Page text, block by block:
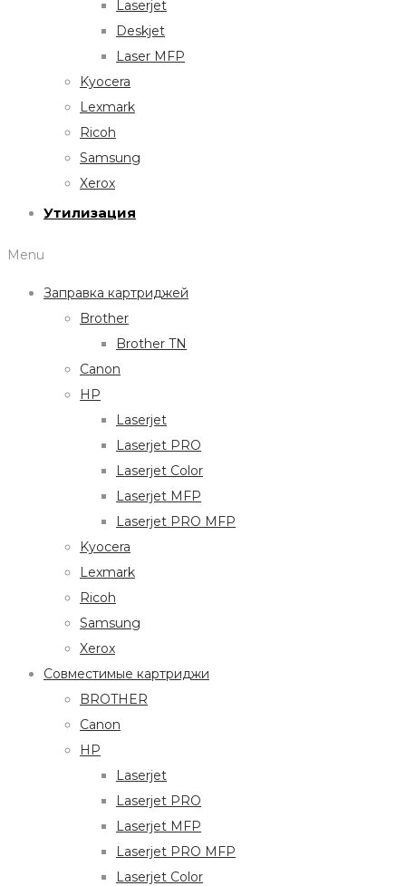
Laserjet
Deskjet
Laser MFP
Kyocera
Lexmark
Ricoh
Samsung
Xerox
Утилизация
Menu
Заправка картриджей
Brother
Brother TN
Canon
HP
Laserjet
Laserjet PRO
Laserjet Color
Laserjet MFP
Laserjet PRO MFP
Kyocera
Lexmark
Ricoh
Samsung
Xerox
Совместимые картриджи
BROTHER
Canon
HP
Laserjet
Laserjet PRO
Laserjet MFP
Laserjet PRO MFP
Laserjet Color